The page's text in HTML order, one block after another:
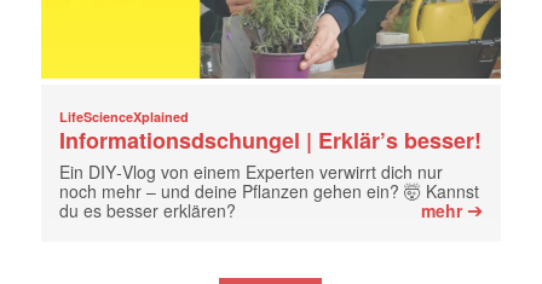
LifeScienceXplained
Informationsdschungel | Erklär’s besser!
Ein DIY‑Vlog von einem Experten verwirrt dich nur
noch mehr – und deine Pflanzen gehen ein? 🤯 Kannst
du es besser erklären?
mehr➔